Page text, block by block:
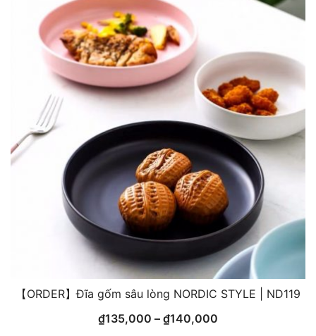
may
be
chosen
the
product
page
【ORDER】Đĩa gốm sâu lòng NORDIC STYLE | ND119
₫135,000 – ₫140,000